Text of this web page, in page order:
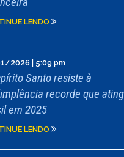
LENDO
2026 | 5:09 pm
Santo resiste à
recorde que
em 2025
LENDO